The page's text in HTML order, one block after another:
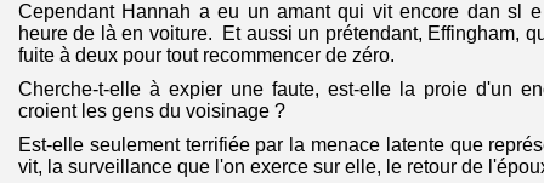
Cependant Hannah a eu un amant qui vit encore dan sl
heure de là en voiture. Et aussi un prétendant, Effingham,
fuite à deux pour tout recommencer de zéro.
Cherche-t-elle à expier une faute, est-elle la proie d'un
croient les gens du voisinage ?
Est-elle seulement terrifiée par la menace latente que
vit, la surveillance que l'on exerce sur elle, le retour de